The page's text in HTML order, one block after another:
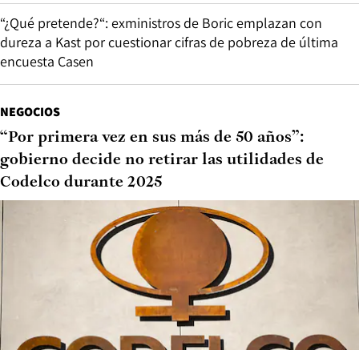
“¿Qué pretende?“: exministros de Boric emplazan con
dureza a Kast por cuestionar cifras de pobreza de última
encuesta Casen
NEGOCIOS
“Por primera vez en sus más de 50 años”:
gobierno decide no retirar las utilidades de
Codelco durante 2025